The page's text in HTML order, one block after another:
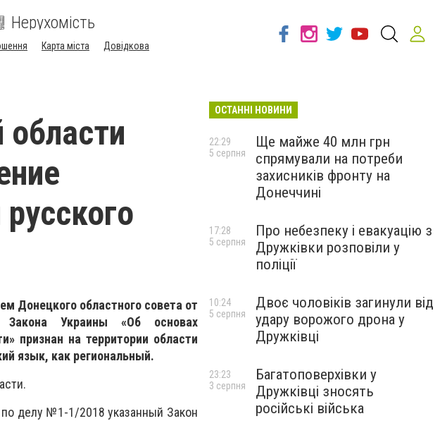
Нерухомість
Карта міста Довідкова
Донецкого областного совета от
Украины «Об основах
признан на территории области
язык, как региональный.
делу №1-1/2018 указанный Закон
ОСТАННІ НОВИНИ
Ще майже 40 млн грн
спрямували на потреби
захисників фронту на
Донеччині
22:29
5 серпня
Про небезпеку і евакуацію з
Дружківки розповіли у
поліції
17:28
5 серпня
Двоє чоловіків загинули від
удару ворожого дрона у
Дружківці
10:24
5 серпня
Багатоповерхівки у
Дружківці зносять
російські війська
23:23
3 серпня